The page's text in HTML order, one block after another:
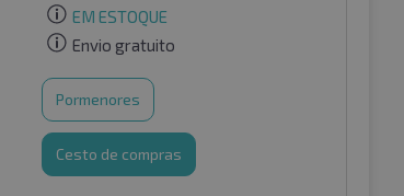
EM ESTOQUE
Envio gratuito
Pormenores
Cesto de compras